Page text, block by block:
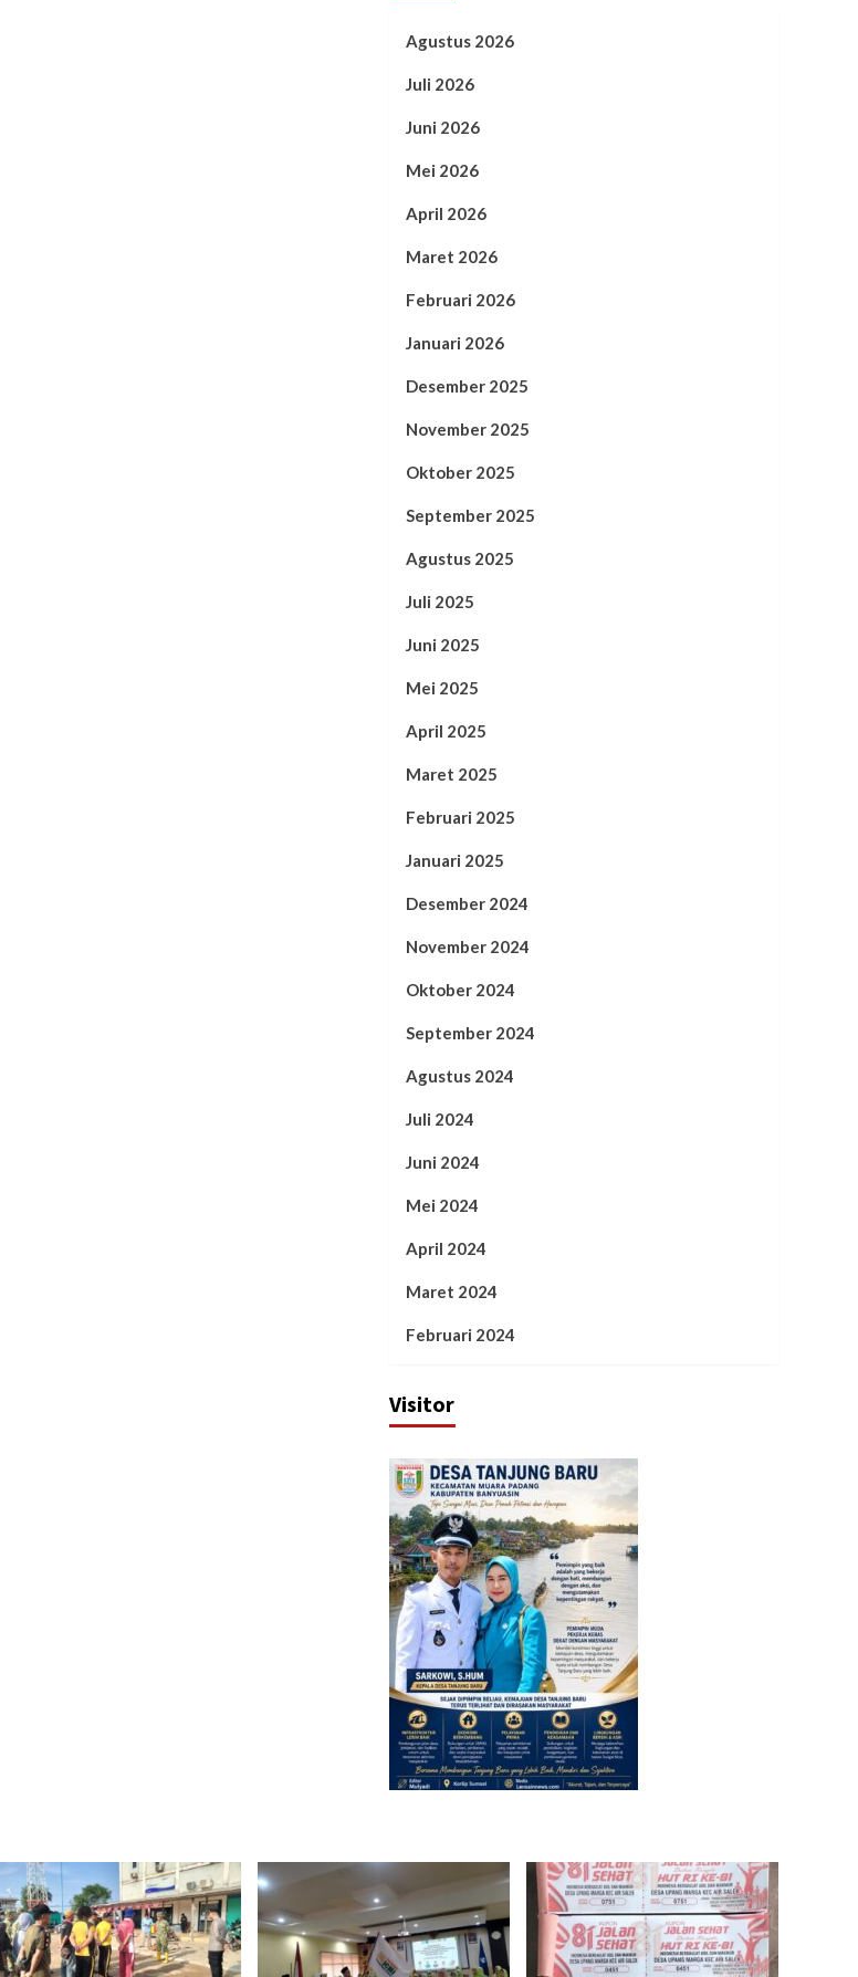
Agustus 2026
Juli 2026
Juni 2026
Mei 2026
April 2026
Maret 2026
Februari 2026
Januari 2026
Desember 2025
November 2025
Oktober 2025
September 2025
Agustus 2025
Juli 2025
Juni 2025
Mei 2025
April 2025
Maret 2025
Februari 2025
Januari 2025
Desember 2024
November 2024
Oktober 2024
September 2024
Agustus 2024
Juli 2024
Juni 2024
Mei 2024
April 2024
Maret 2024
Februari 2024
Visitor